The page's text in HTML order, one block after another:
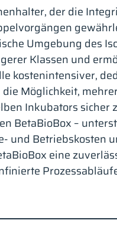
der die
Umgebung des
Klassen und
kostenintensiver,
die Möglichkeit,
Inkubators sicher
BetaBioBox –
und Betriebskosten
eine